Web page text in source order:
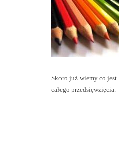
Skoro już wiemy co
całego przedsięwzięcia.